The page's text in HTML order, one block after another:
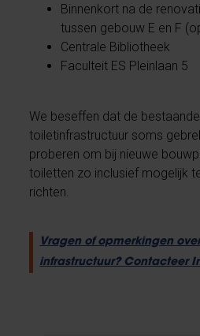
Binnenkort na de
tussen gebouw E en F
Centrale Bibliotheek
Faculteit ES Pleinlaan 5
We beseffen dat de
toiletinfrastructuur soms
proberen om bij nieuwe
toiletten zo inclusief mogelijk
richten.
Vragen of opmerkingen
infrastructuur? Contacteer